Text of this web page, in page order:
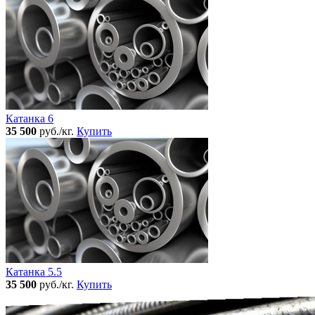
Катанка 6
35 500 руб./кг. Купить
Катанка 5.5
35 500 руб./кг. Купить